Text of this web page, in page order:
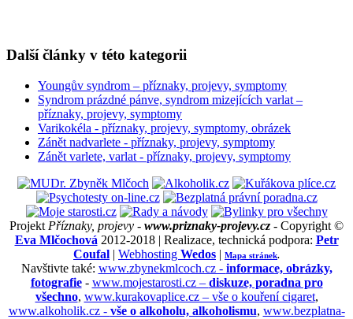
Další články v této kategorii
Youngův syndrom – příznaky, projevy, symptomy
Syndrom prázdné pánve, syndrom mizejících varlat –
příznaky, projevy, symptomy
Varikokéla - příznaky, projevy, symptomy, obrázek
Zánět nadvarlete - příznaky, projevy, symptomy
Zánět varlete, varlat - příznaky, projevy, symptomy
Projekt Příznaky, projevy - www.priznaky-projevy.cz - Copyright ©
Eva Mlčochová 2012-2018 | Realizace, technická podpora: Petr
Coufal | Webhosting Wedos | Mapa stránek.
Navštivte také: www.zbynekmlcoch.cz - informace, obrázky,
fotografie- www.mojestarosti.cz – diskuze, poradna pro
všechno, www.kurakovaplice.cz – vše o kouření cigaret,
www.alkoholik.cz - vše o alkoholu, alkoholismu, www.bezplatna-